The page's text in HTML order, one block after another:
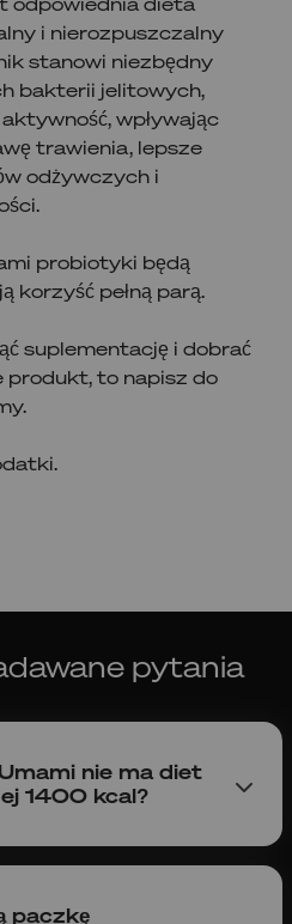
i nierozpuszczalny
stanowi niezbędny
bakterii jelitowych,
wpływając
trawienia, lepsze
odżywczych i
probiotyki będą
korzyść pełną parą.
suplementację i dobrać
produkt, to napisz do
pytania
nie ma diet
1400 kcal?
i mogą nie
potrzebnych do
paczkę